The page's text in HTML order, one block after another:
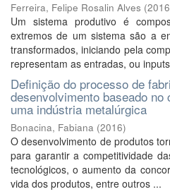
Ferreira, Felipe Rosalin Alves (2016
Um sistema produtivo é
extremos de um sistema são a
transformados, iniciando pela
representam as entradas, ou
Definição do processo de
desenvolvimento baseado
uma indústria metalúrgica
Bonacina, Fabiana (2016)
O desenvolvimento de produtos
para garantir a competitividade
tecnológicos, o aumento da
vida dos produtos, entre outros ...